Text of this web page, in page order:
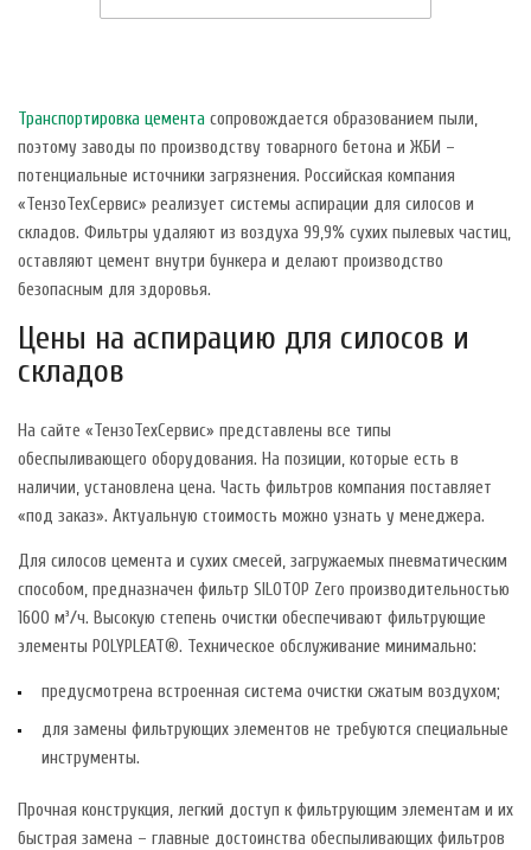
Транспортировка цемента сопровождается образованием пыли,
поэтому заводы по производству товарного бетона и ЖБИ –
потенциальные источники загрязнения. Российская компания
«ТензоТехСервис» реализует системы аспирации для силосов и
складов. Фильтры удаляют из воздуха 99,9% сухих пылевых частиц,
оставляют цемент внутри бункера и делают производство
безопасным для здоровья.
Цены на аспирацию для силосов и
складов
На сайте «ТензоТехСервис» представлены все типы
обеспыливающего оборудования. На позиции, которые есть в
наличии, установлена цена. Часть фильтров компания поставляет
«под заказ». Актуальную стоимость можно узнать у менеджера.
Для силосов цемента и сухих смесей, загружаемых пневматическим
способом, предназначен фильтр SILOTOP Zero производительностью
1600 м³/ч. Высокую степень очистки обеспечивают фильтрующие
элементы POLYPLEAT®. Техническое обслуживание минимально:
предусмотрена встроенная система очистки сжатым воздухом;
для замены фильтрующих элементов не требуются специальные
инструменты.
Прочная конструкция, легкий доступ к фильтрующим элементам и их
быстрая замена – главные достоинства обеспыливающих фильтров